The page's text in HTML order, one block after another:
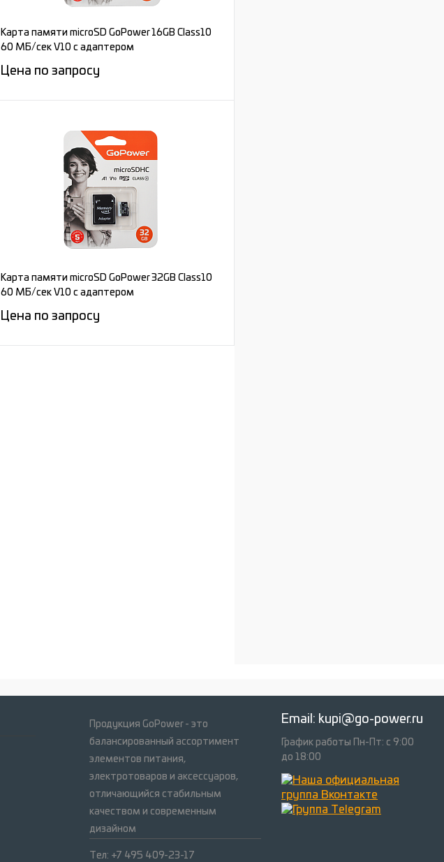
Карта памяти microSD GoPower 16GB Class10
60 МБ/сек V10 с адаптером
Цена по запросу
Запросить цену
В избранное
Карта памяти microSD GoPower 32GB Class10
60 МБ/сек V10 с адаптером
Цена по запросу
Продукция GoPower - это
балансированный ассортимент
элементов питания,
электротоваров и аксессуаров,
отличающийся стабильным
качеством и современным
дизайном
Тел: +7 495 409-23-17
Email: kupi@go-power.ru
График работы Пн-Пт: с 9:00
до 18:00